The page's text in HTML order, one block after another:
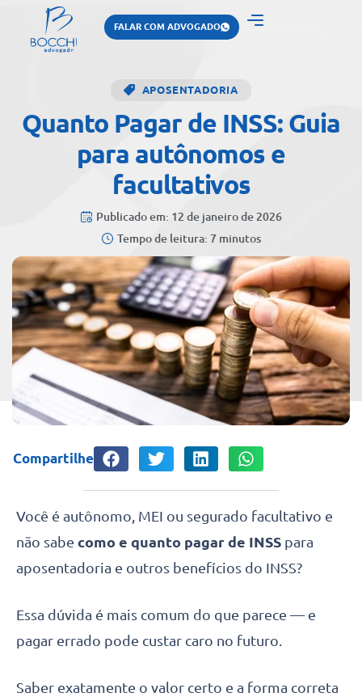
FALAR COM ADVOGADO
APOSENTADORIA
Quanto Pagar de INSS: Guia
para autônomos e
facultativos
Publicado em: 12 de janeiro de 2026
Tempo de leitura: 7 minutos
Compartilhe
Você é autônomo, MEI ou segurado facultativo e
não sabe como e quanto pagar de INSS para
aposentadoria e outros benefícios do INSS?
Essa dúvida é mais comum do que parece — e
pagar errado pode custar caro no futuro.
Saber exatamente o valor certo e a forma correta